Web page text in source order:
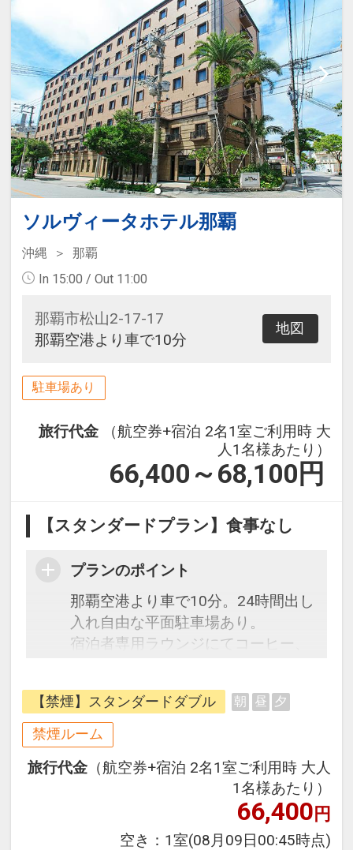
ソルヴィータホテル那覇
沖縄
那覇
In 15:00 / Out 11:00
那覇市松山2-17-17
那覇空港より車で10分
地図
駐車場あり
旅行代金
（航空券+宿泊 2名1室ご利用時 大
人1名様あたり）
66,400～68,100 円
【スタンダードプラン】食事なし
プランのポイント
那覇空港より車で10分。24時間出し
入れ自由な平面駐車場あり。
宿泊者専用ラウンジにてコーヒー、
イスクリームの提供を行っていま
す。（時間限定）
ホテル建物1階にはファミリーマー
トが併設しており、急な買い物にも
便利です。
☆宿泊者特典☆
【禁煙】スタンダードダブル 朝 昼 夕
禁煙ルーム
旅行代金 （航空券+宿泊 2名1室ご利用時 大人
1名様あたり）
66,400円
空き： 1室(08月09日00:45時点)